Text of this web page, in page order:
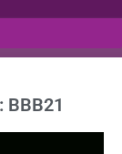
BBB21